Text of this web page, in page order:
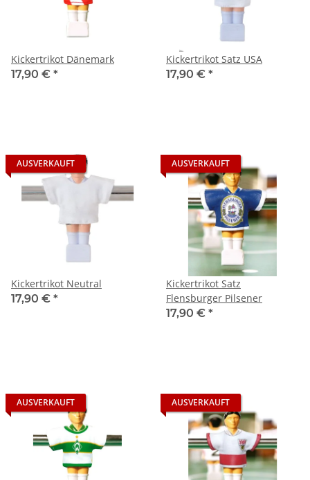
Kickertrikot Dänemark
17,90 € *
Kickertrikot Satz USA
17,90 € *
AUSVERKAUFT
Kickertrikot Neutral
17,90 € *
AUSVERKAUFT
Kickertrikot Satz
Flensburger Pilsener
17,90 € *
AUSVERKAUFT AUSVERKAUFT